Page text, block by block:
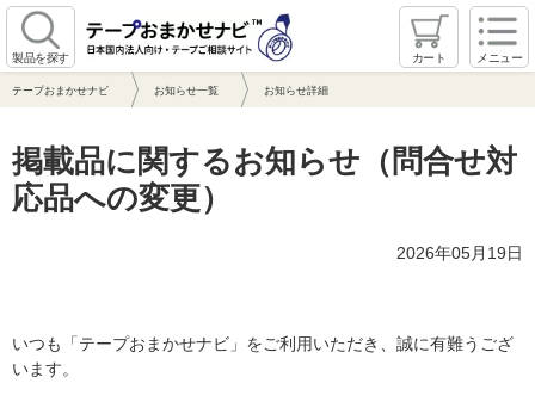
製品を探す カート メニュー
テープおまかせナビ お知らせ一覧 お知らせ詳細
掲載品に関するお知らせ（問合せ対
応品への変更）
2026年05月19日
いつも「テープおまかせナビ」をご利用いただき、誠に有難うござ
います。